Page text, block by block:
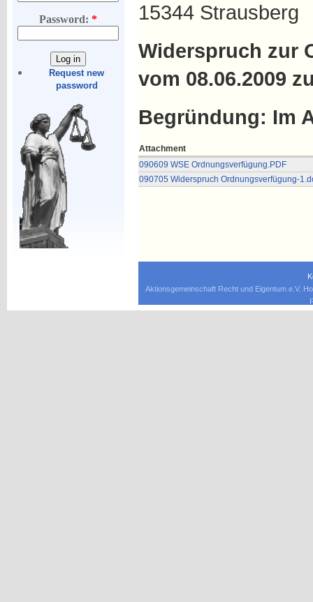
Password:*
Request new
password
15344 Strausberg
Widerspruch zur
vom 08.06.2009
Begründung: Im
Attachment
090609 WSE Ordnungsverfügung.PDF
090705 Widerspruch Ordnungsverfügung-
Aktionsgemeinschaft Recht und Eigentum e.V.